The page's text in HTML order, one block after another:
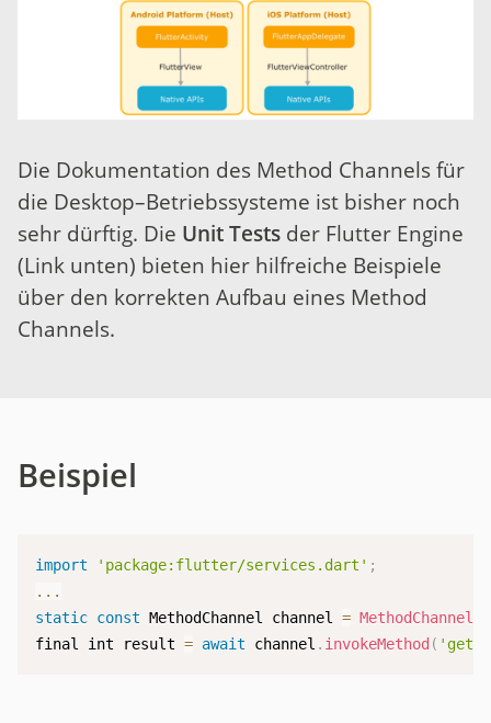
Die Dokumentation des Method Channels für
die Desktop–Betriebssysteme ist bisher noch
sehr dürftig. Die Unit Tests der Flutter Engine
(Link unten) bieten hier hilfreiche Beispiele
über den korrekten Aufbau eines Method
Channels.
Beispiel
import 'package:flutter/services.dart' ;
...
static const MethodChannel channel = MethodChannel
final int result = await channel . invokeMethod (